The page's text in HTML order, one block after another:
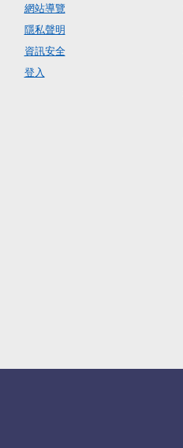
網站導覽
隱私聲明
資訊安全
登入